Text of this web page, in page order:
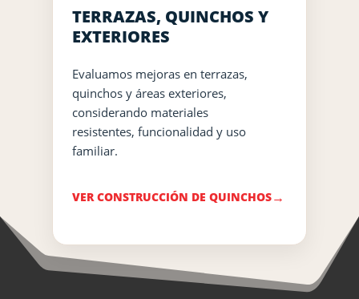
TERRAZAS, QUINCHOS Y
EXTERIORES
Evaluamos mejoras en terrazas,
quinchos y áreas exteriores,
considerando materiales
resistentes, funcionalidad y uso
familiar.
VER CONSTRUCCIÓN DE QUINCHOS